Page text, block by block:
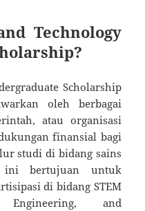
Technology
Scholarship
oleh berbagai
atau organisasi
finansial bagi
studi di bidang sains
ini bertujuan untuk
di bidang STEM
Engineering, and